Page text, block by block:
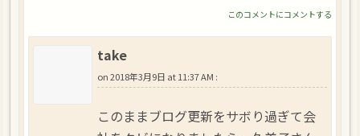
このコメントにコメントする
take
on2018年3月9日 at 11:37 AM :
このままブログ更新をサボり過ぎて会